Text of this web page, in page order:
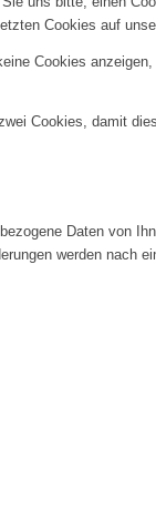
Cookies auf
Cookies
Cookies, damit
Daten von
werden nach